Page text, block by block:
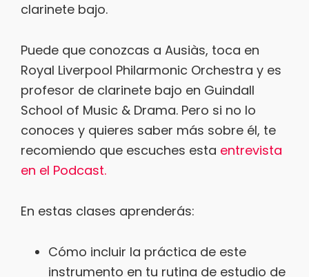
clarinete bajo.
Puede que conozcas a Ausiàs, toca en
Royal Liverpool Philarmonic Orchestra y es
profesor de clarinete bajo en Guindall
School of Music & Drama. Pero si no lo
conoces y quieres saber más sobre él, te
recomiendo que escuches esta entrevista
en el Podcast.
En estas clases aprenderás:
Cómo incluir la práctica de este
instrumento en tu rutina de estudio de